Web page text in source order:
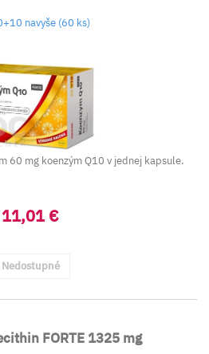
navyše (60 ks)
60 mg koenzým Q10 v jednej kapsule.
11,01 €
Nedostupné
FORTE 1325 mg